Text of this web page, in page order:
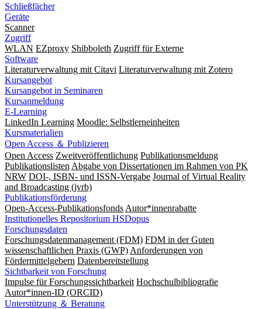
Schließfächer
Geräte
Scanner
Zugriff
WLAN EZproxy Shibboleth Zugriff für Externe
Software
Literaturverwaltung mit Citavi Literaturverwaltung mit Zotero
Kursangebot
Kursangebot in Seminaren
Kursanmeldung
E-Learning
LinkedIn Learning Moodle: Selbstlerneinheiten
Kursmaterialien
Open Access ＆ Publizieren
Open Access Zweitveröffentlichung Publikationsmeldung
Publikationslisten Abgabe von Dissertationen im Rahmen von PK
NRW DOI-, ISBN- und ISSN-Vergabe Journal of Virtual Reality
and Broadcasting (jvrb)
Publikationsförderung
Open-Access-Publikationsfonds Autor*innenrabatte
Institutionelles Repositorium HSDopus
Forschungsdaten
Forschungsdatenmanagement (FDM) FDM in der Guten
wissenschaftlichen Praxis (GWP) Anforderungen von
Fördermittelgebern Datenbereitstellung
Sichtbarkeit von Forschung
Impulse für Forschungssichtbarkeit Hochschulbibliografie
Autor*innen-ID (ORCID)
Unterstützung ＆ Beratung